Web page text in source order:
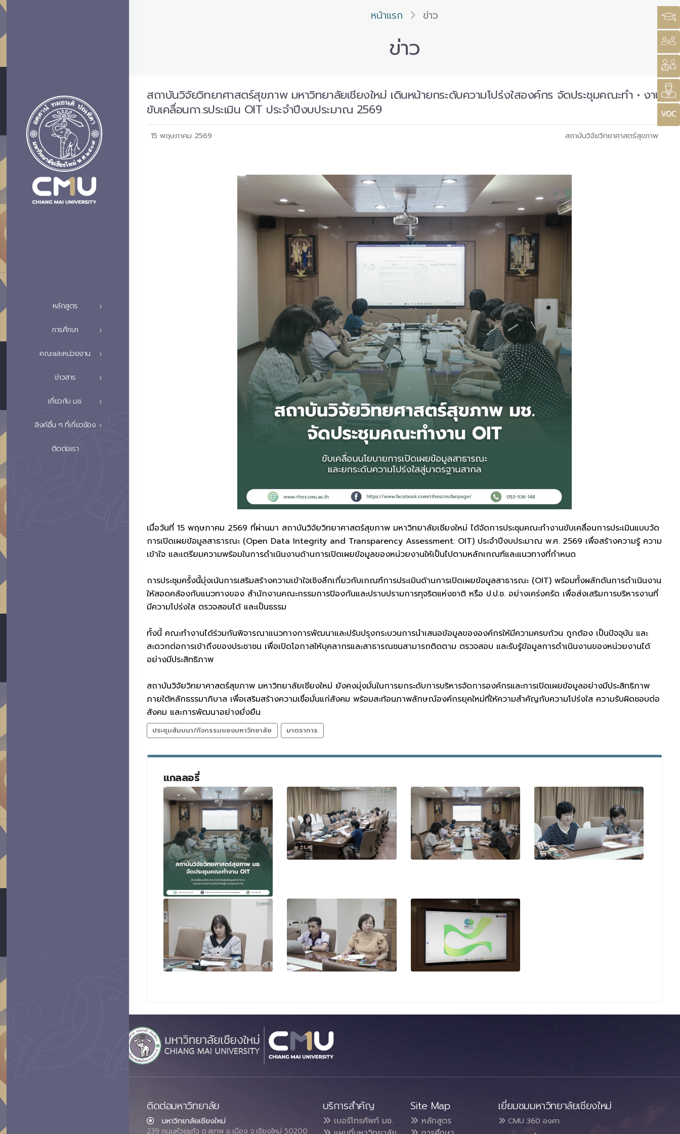
หลักสูตร
การศึกษา
คณะและหน่วยงาน
ข่าวสาร
เกี่ยวกับ มช.
ลิงค์อื่น ๆ ที่เกี่ยวข้อง
ติดต่อเรา
หน้าแรก ข่าว
ข่าว
สถาบันวิจัยวิทยาศาสตร์สุขภาพ มหาวิทยาลัยเชียงใหม่ เดินหน้ายกระดับความโปร่งใสองค์กร จัดประชุมคณะทำ • งาน
ขับเคลื่อนกา.รประเมิน OIT ประจำปีงบประมาณ 2569
15 พฤษภาคม 2569 สถาบันวิจัยวิทยาศาสตร์สุขภาพ
เมื่อวันที่ 15 พฤษภาคม 2569 ที่ผ่านมา สถาบันวิจัยวิทยาศาสตร์สุขภาพ มหาวิทยาลัยเชียงใหม่ ได้จัดการประชุมคณะทำงานขับเคลื่อนการประเมินแบบวัด
การเปิดเผยข้อมูลสาธารณะ (Open Data Integrity and Transparency Assessment: OIT) ประจำปีงบประมาณ พ.ศ. 2569 เพื่อสร้างความรู้ ความ
เข้าใจ และเตรียมความพร้อมในการดำเนินงานด้านการเปิดเผยข้อมูลของหน่วยงานให้เป็นไปตามหลักเกณฑ์และแนวทางที่กำหนด
การประชุมครั้งนี้มุ่งเน้นการเสริมสร้างความเข้าใจเชิงลึกเกี่ยวกับเกณฑ์การประเมินด้านการเปิดเผยข้อมูลสาธารณะ (OIT) พร้อมทั้งผลักดันการดำเนินงาน
ให้สอดคล้องกับแนวทางของ สำนักงานคณะกรรมการป้องกันและปราบปรามการทุจริตแห่งชาติ หรือ ป.ป.ช. อย่างเคร่งครัด เพื่อส่งเสริมการบริหารงานที่
มีความโปร่งใส ตรวจสอบได้ และเป็นธรรม
ทั้งนี้ คณะทำงานได้ร่วมกันพิจารณาแนวทางการพัฒนาและปรับปรุงกระบวนการนำเสนอข้อมูลขององค์กรให้มีความครบถ้วน ถูกต้อง เป็นปัจจุบัน และ
สะดวกต่อการเข้าถึงของประชาชน เพื่อเปิดโอกาสให้บุคลากรและสาธารณชนสามารถติดตาม ตรวจสอบ และรับรู้ข้อมูลการดำเนินงานของหน่วยงานได้
อย่างมีประสิทธิภาพ
สถาบันวิจัยวิทยาศาสตร์สุขภาพ มหาวิทยาลัยเชียงใหม่ ยังคงมุ่งมั่นในการยกระดับการบริหารจัดการองค์กรและการเปิดเผยข้อมูลอย่างมีประสิทธิภาพ
ภายใต้หลักธรรมาภิบาล เพื่อเสริมสร้างความเชื่อมั่นแก่สังคม พร้อมสะท้อนภาพลักษณ์องค์กรยุคใหม่ที่ให้ความสำคัญกับความโปร่งใส ความรับผิดชอบต่อ
สังคม และการพัฒนาอย่างยั่งยืน
ประชุมสัมมนา/กิจกรรมของมหาวิทยาลัย มาตราการ
แกลลอรี่
ติดต่อมหาวิทยาลัย
มหาวิทยาลัยเชียงใหม่
239 ถนนห้วยแก้ว ต.สุเทพ อ.เมือง จ.เชียงใหม่ 50200
บริการสำคัญ
เบอร์โทรศัพท์ มช.
Site Map
หลักสูตร
เยี่ยมชมมหาวิทยาลัยเชียงใหม่
CMU 360 องศา